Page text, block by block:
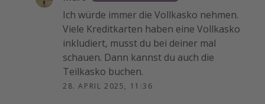
Ich würde immer die Vollkasko nehmen.
Viele Kreditkarten haben eine Vollkasko
inkludiert, musst du bei deiner mal
schauen. Dann kannst du auch die
Teilkasko buchen.
28. APRIL 2025, 11:36